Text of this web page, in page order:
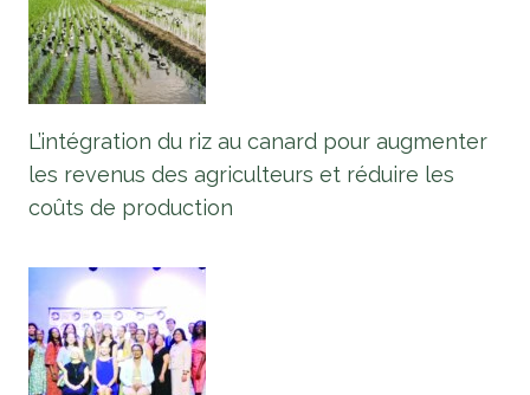
L’intégration du riz au canard pour augmenter
les revenus des agriculteurs et réduire les
coûts de production